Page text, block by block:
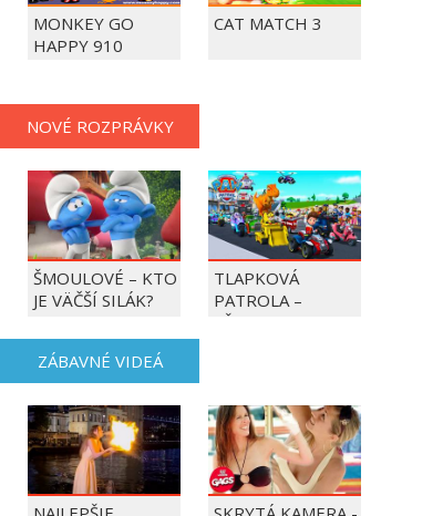
MONKEY GO
HAPPY 910
CAT MATCH 3
NOVÉ ROZPRÁVKY
ŠMOULOVÉ – KTO
JE VÄČŠÍ SILÁK?
TLAPKOVÁ
PATROLA –
VŠETKY LABKY DO
ZÁBAVNÉ VIDEÁ